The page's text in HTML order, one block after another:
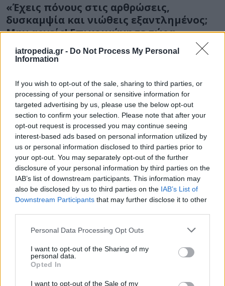
iatropedia.gr - Do Not Process My Personal
Information
If you wish to opt-out of the sale, sharing to third parties, or
processing of your personal or sensitive information for
targeted advertising by us, please use the below opt-out
section to confirm your selection. Please note that after your
opt-out request is processed you may continue seeing
interest-based ads based on personal information utilized by
us or personal information disclosed to third parties prior to
your opt-out. You may separately opt-out of the further
disclosure of your personal information by third parties on the
IAB’s list of downstream participants. This information may
also be disclosed by us to third parties on the IAB’s List of
Downstream Participants that may further disclose it to other
Personal Data Processing Opt Outs
I want to opt-out of the Sharing of my
personal data.
Opted In
I want to opt-out of the Sale of my
«Έχεις πόνους στις αρθρώσεις,
δυσκαμψία και νιώθεις εξαντλημένος;
Μην αργείς! Επικοινώνησε τώρα»
Σημαντικά εργαλεία στην βελτίωση της
ποιότητας ζωής των ασθενών είναι η ιαματική
λουτροθεραπεία και η τεχνητή νοημοσύνη
(Artificial Intelligence).
12 Οκτωβρίου 2017 15:00
Παγκόσμια Ημέρα Αρθρίτιδας: Οι 5
καλύτερες τροφές για τον πόνο της
αρθρίτιδας
Η Παγκόσμια Ημέρα Αρθρίτιδας είναι κάθε